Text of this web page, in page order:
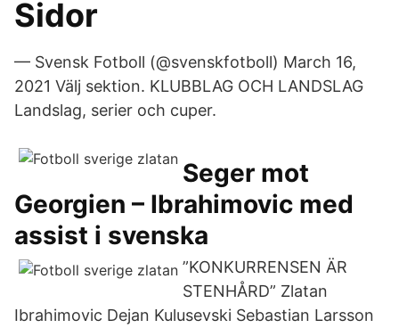
Sidor
— Svensk Fotboll (@svenskfotboll) March 16,
2021 Välj sektion. KLUBBLAG OCH LANDSLAG
Landslag, serier och cuper.
Seger mot
Georgien – Ibrahimovic med
assist i svenska
”KONKURRENSEN ÄR
STENHÅRD” Zlatan
Ibrahimovic Dejan Kulusevski Sebastian Larsson